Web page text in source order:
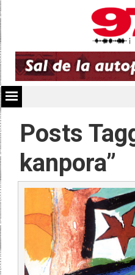
Posts
kanpora”